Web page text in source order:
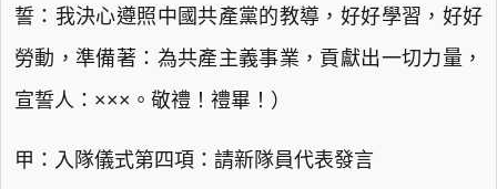
誓：我決心遵照中國共產黨的教導，好好學習，好好
勞動，準備著：為共產主義事業，貢獻出一切力量，
宣誓人：×××。敬禮！禮畢！）
甲：入隊儀式第四項：請新隊員代表發言